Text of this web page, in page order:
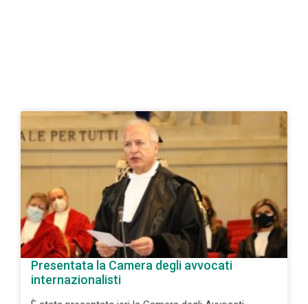
Presentata la Camera degli avvocati
internazionalisti